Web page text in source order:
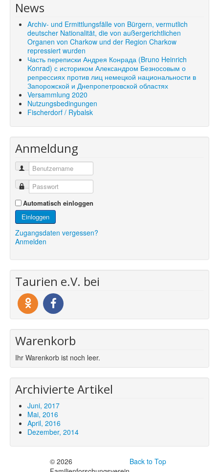
News
Archiv- und Ermittlungsfälle von Bürgern, vermutlich
deutscher Nationalität, die von außergerichtlichen
Organen von Charkow und der Region Charkow
repressiert wurden
Часть переписки Андрея Конрада (Bruno Heinrich
Konrad) с историком Александром Безносовым о
репрессиях против лиц немецкой национальности в
Запорожской и Днепропетровской областях
Versammlung 2020
Nutzungsbedingungen
Fischerdorf / Rybalsk
Anmeldung
Automatisch einloggen
Einloggen
Zugangsdaten vergessen?
Anmelden
Taurien e.V. bei
Warenkorb
Ihr Warenkorb ist noch leer.
Archivierte Artikel
Juni, 2017
Mai, 2016
April, 2016
Dezember, 2014
Back to Top
© 2026